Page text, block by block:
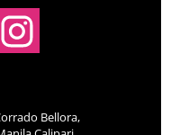
Bellora,